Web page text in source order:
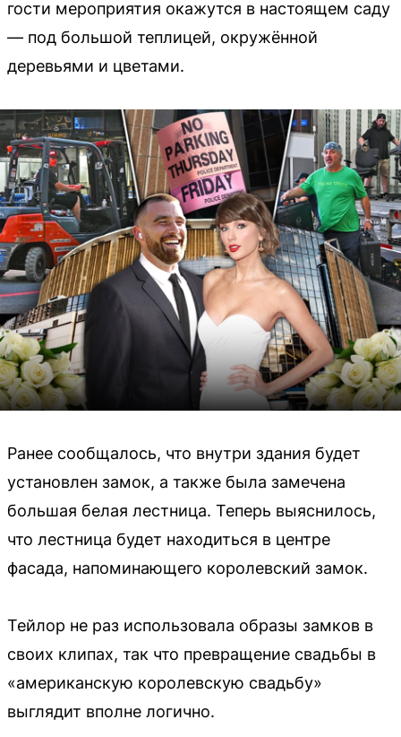
гости мероприятия окажутся в настоящем саду
— под большой теплицей, окружённой
деревьями и цветами.
Ранее сообщалось, что внутри здания будет
установлен замок, а также была замечена
большая белая лестница. Теперь выяснилось,
что лестница будет находиться в центре
фасада, напоминающего королевский замок.
Тейлор не раз использовала образы замков в
своих клипах, так что превращение свадьбы в
«американскую королевскую свадьбу»
выглядит вполне логично.